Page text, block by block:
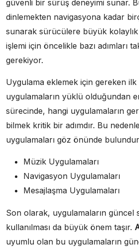
güvenli bir sürüş deneyimi sunar.
dinlemekten navigasyona kadar
sunarak sürücülere büyük
işlemi için öncelikle bazı adımları
gerekiyor.
Uygulama eklemek için gereken
uygulamaların yüklü olduğundan
sürecinde, hangi uygulamaların
bilmek kritik bir adımdır. Bu
uygulamaları göz önünde
Müzik Uygulamaları
Navigasyon Uygulamaları
Mesajlaşma Uygulamaları
Son olarak, uygulamaların güncel
kullanılması da büyük önem taşır.
uyumlu olan bu uygulamaların